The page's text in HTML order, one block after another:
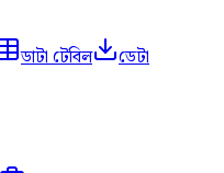
ডাটা টেবিল
ডেটা